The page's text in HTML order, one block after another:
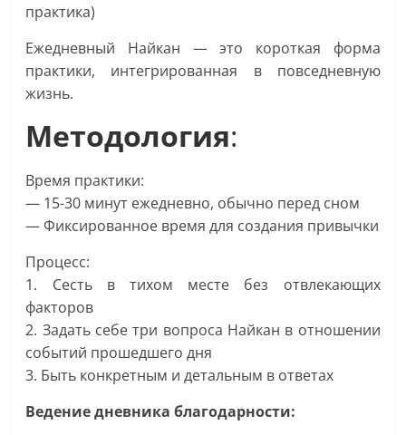
практика)
Ежедневный Найкан — это короткая форма
практики, интегрированная в повседневную
жизнь.
Методология:
Время практики:
— 15-30 минут ежедневно, обычно перед сном
— Фиксированное время для создания привычки
Процесс:
1. Сесть в тихом месте без отвлекающих
факторов
2. Задать себе три вопроса Найкан в отношении
событий прошедшего дня
3. Быть конкретным и детальным в ответах
Ведение дневника благодарности: